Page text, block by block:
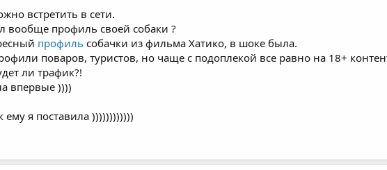
встретить в сети.
вообще профиль своей собаки ?
профиль собачки из фильма Хатико, в шоке была.
поваров, туристов, но чаще с подоплекой все равно на 18+
ли трафик?!
впервые ))))
я поставила ))))))))))))